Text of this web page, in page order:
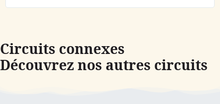
Circuits connexes
Découvrez nos autres circuits